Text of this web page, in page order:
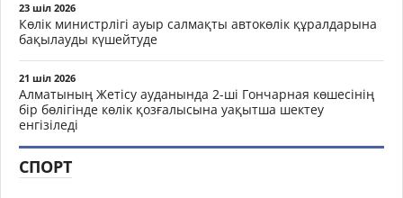
23 шіл 2026
Көлік министрлігі ауыр салмақты автокөлік құралдарына
бақылауды күшейтуде
21 шіл 2026
Алматының Жетісу ауданында 2-ші Гончарная көшесінің
бір бөлігінде көлік қозғалысына уақытша шектеу
енгізіледі
СПОРТ